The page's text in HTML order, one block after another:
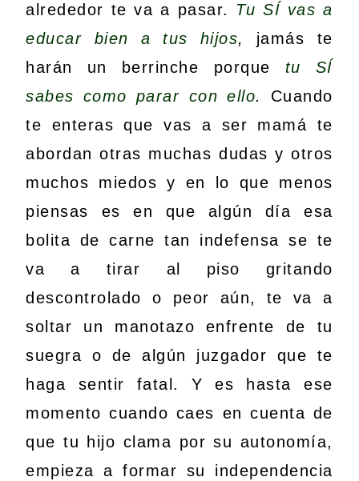
alrededor te va a pasar. Tu SÍ vas a
educar bien a tus hijos,
jamás te
harán un berrinche porque tu SÍ
sabes como parar con ello.
Cuando
te enteras que vas a ser mamá te
abordan otras muchas dudas y otros
muchos miedos y en lo que menos
piensas es en que algún día esa
bolita de carne tan indefensa se te
va a tirar al piso gritando
descontrolado o peor aún, te va a
soltar un manotazo enfrente de tu
suegra o de algún juzgador que te
haga sentir fatal. Y es hasta ese
momento cuando caes en cuenta de
que tu hijo clama por su autonomía,
empieza a formar su independencia